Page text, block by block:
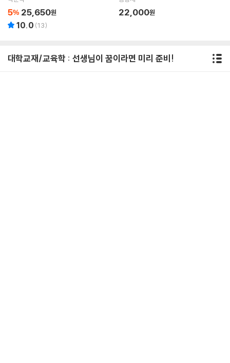
5% 25,650원
10.0 (13)
22,000원
대학교재/교육학 : 선생님이 꿈이라면 미리 준비!